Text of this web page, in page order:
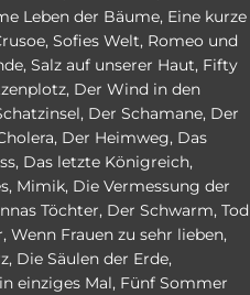
Leben der Bäume, Eine kurze
, Sofies Welt, Romeo und
, Salz auf unserer Haut, Fifty
, Der Wind in den
, Der Schamane, Der
, Der Heimweg, Das
, Das letzte Königreich,
, Mimik, Die Vermessung der
Töchter, Der Schwarm, Tod
, Wenn Frauen zu sehr lieben,
, Die Säulen der Erde,
einziges Mal, Fünf Sommer